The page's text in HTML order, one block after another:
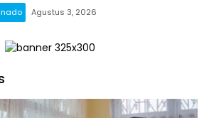
Agustus 3, 2026